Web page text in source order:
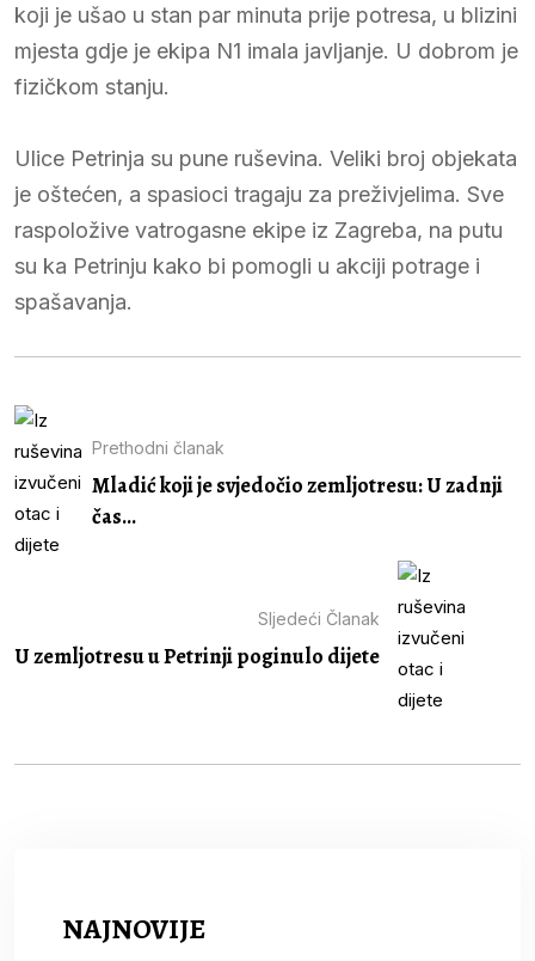
koji je ušao u stan par minuta prije potresa, u blizini
mjesta gdje je ekipa N1 imala javljanje. U dobrom je
fizičkom stanju.
Ulice Petrinja su pune ruševina. Veliki broj objekata
je oštećen, a spasioci tragaju za preživjelima. Sve
raspoložive vatrogasne ekipe iz Zagreba, na putu
su ka Petrinju kako bi pomogli u akciji potrage i
spašavanja.
Prethodni članak
Mladić koji je svjedočio zemljotresu: U zadnji
čas...
Sljedeći Članak
U zemljotresu u Petrinji poginulo dijete
NAJNOVIJE